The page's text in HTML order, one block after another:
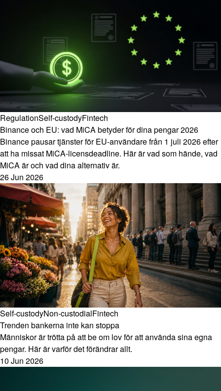
RegulationSelf-custodyFintech
Binance och EU: vad MiCA betyder för dina pengar 2026
Binance pausar tjänster för EU-användare från 1 juli 2026 efter
att ha missat MiCA-licensdeadline. Här är vad som hände, vad
MiCA är och vad dina alternativ är.
26 Jun 2026
Self-custodyNon-custodialFintech
Trenden bankerna inte kan stoppa
Människor är trötta på att be om lov för att använda sina egna
pengar. Här är varför det förändrar allt.
10 Jun 2026